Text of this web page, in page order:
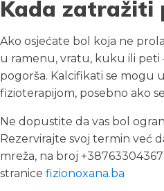
Kada zatražiti
Ako osjećate bol koja ne
u ramenu, vratu, kuku ili peti
pogorša. Kalcifikati se mogu
fizioterapijom, posebno ako
Ne dopustite da vas bol
Rezervirajte svoj termin već
mreža, na broj
stranice fizionoxana.ba